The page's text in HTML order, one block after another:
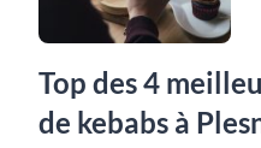
Top des 4
de kebabs à